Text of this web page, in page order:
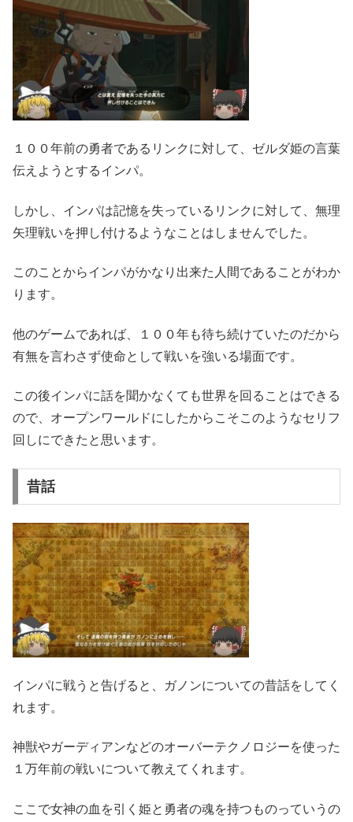
１００年前の勇者であるリンクに対して、ゼルダ姫の言葉
伝えようとするインパ。
しかし、インパは記憶を失っているリンクに対して、無理
矢理戦いを押し付けるようなことはしませんでした。
このことからインパがかなり出来た人間であることがわか
ります。
他のゲームであれば、１００年も待ち続けていたのだから
有無を言わさず使命として戦いを強いる場面です。
この後インパに話を聞かなくても世界を回ることはできる
ので、オープンワールドにしたからこそこのようなセリフ
回しにできたと思います。
昔話
インパに戦うと告げると、ガノンについての昔話をしてく
れます。
神獣やガーディアンなどのオーバーテクノロジーを使った
１万年前の戦いについて教えてくれます。
ここで女神の血を引く姫と勇者の魂を持つものっていうの